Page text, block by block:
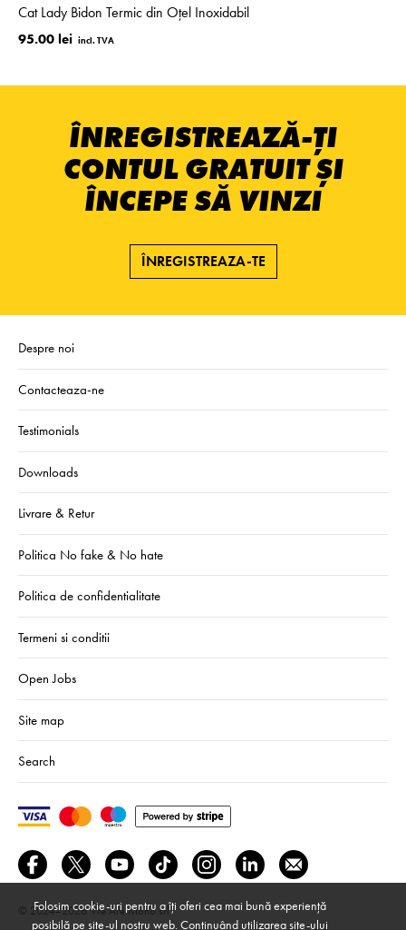
Cat Lady Bidon Termic din Oțel Inoxidabil
95.00 lei
ÎNREGISTREAZĂ-ȚI
CONTUL GRATUIT ȘI
ÎNCEPE SĂ VINZI
ÎNREGISTREAZA-TE
Despre noi
Contacteaza-ne
Testimonials
Downloads
Livrare & Retur
Politica No fake & No hate
Politica de confidentialitate
Termeni si conditii
Open Jobs
Site map
Search
© 2024–2026 We Are Mono srl
Folosim cookie-uri pentru a îți oferi cea mai bună experiență
posibilă pe site-ul nostru web. Continuând utilizarea site-ului